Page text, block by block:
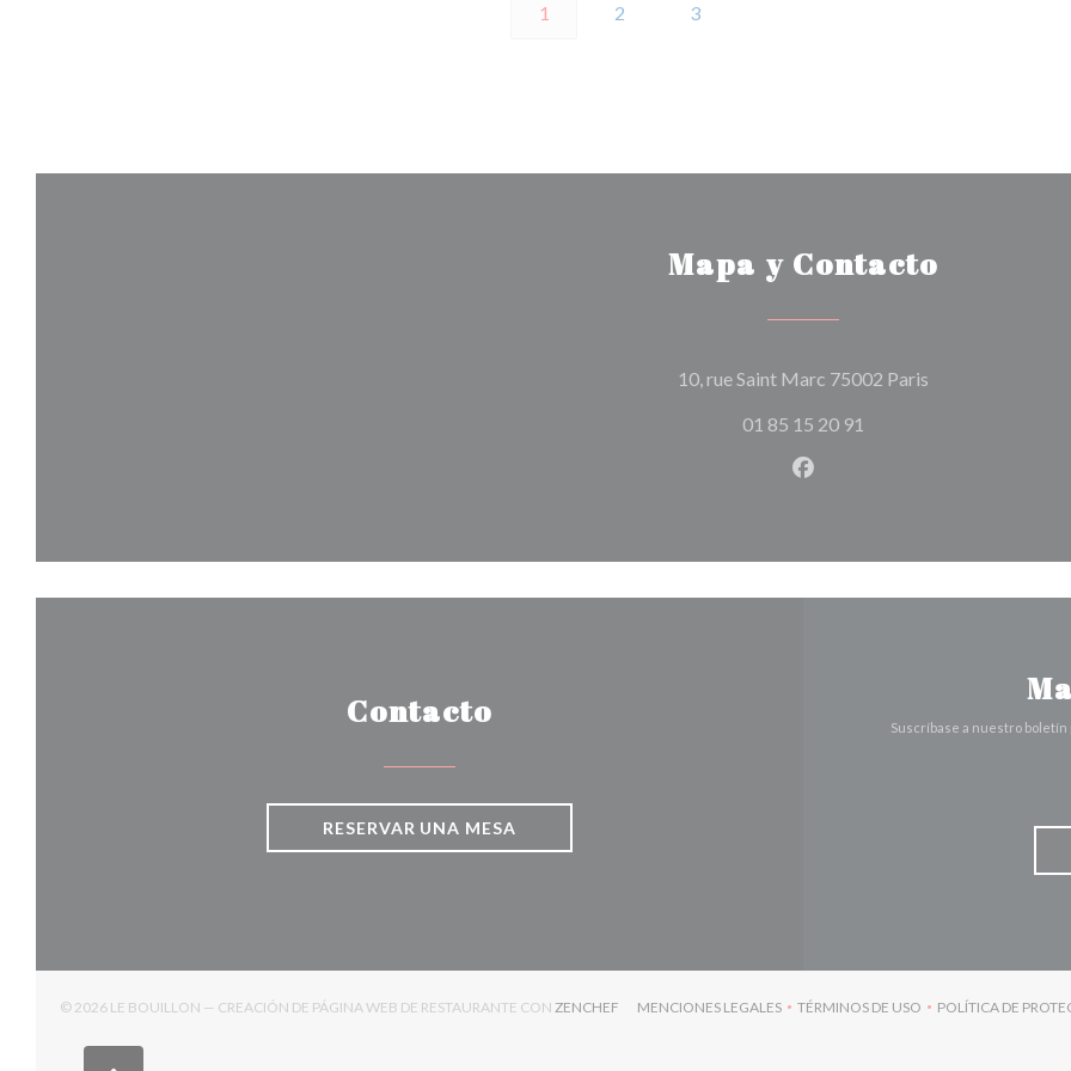
1 2 3
Mapa y Contacto
10, rue Saint Marc 75002 Paris
01 85 15 20 91
Facebook ((abre en una
Contacto
RESERVAR UNA MESA
Suscríbase a nuestro
© 2026 LE BOUILLON — CREACIÓN DE PÁGINA WEB DE RESTAURANTE CON ZENCHEF ((ABRE EN UNA NUEVA VENTANA))
MENCIONES LEGALES
((ABRE EN UNA NUEVA VENTANA))
TÉRMINOS DE USO
((ABRE EN UNA NUEVA
POLÍTICA DE